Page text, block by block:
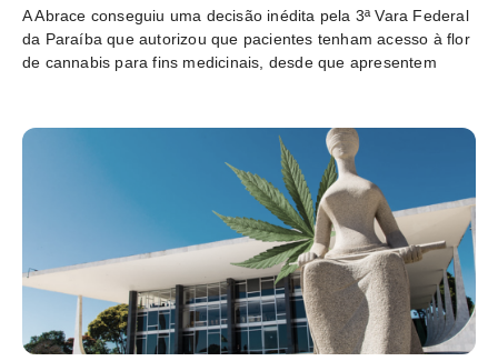
A Abrace conseguiu uma decisão inédita pela 3ª Vara Federal
da Paraíba que autorizou que pacientes tenham acesso à flor
de cannabis para fins medicinais, desde que apresentem